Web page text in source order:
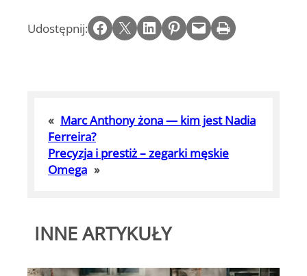
Udostępnij: Share on Facebook Email this Page Share on LinkedIn Share on Pinterest Email this Page Print this Page
« Marc Anthony żona — kim jest Nadia
Ferreira?
Precyzja i prestiż – zegarki męskie
Omega »
INNE ARTYKUŁY